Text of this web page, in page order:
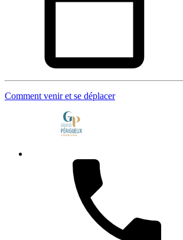
Comment venir et se déplacer